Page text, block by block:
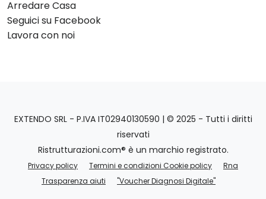
Arredare Casa
Seguici su Facebook
Lavora con noi
EXTENDO SRL - P.IVA IT02940130590 | © 2025 - Tutti i diritti
riservati
Ristrutturazioni.com® è un marchio registrato.
Privacy policy Termini e condizioni Cookie policy
Rna
Trasparenza aiuti
"Voucher Diagnosi Digitale"